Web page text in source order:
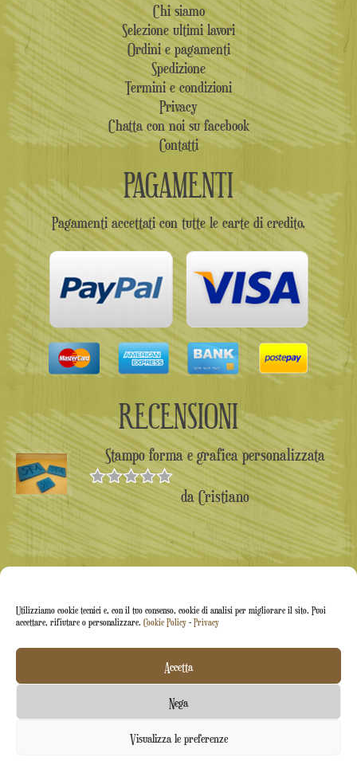
Utilizziamo cookie tecnici e, con il tuo consenso, cookie di analisi per migliorare il sito. Puoi
accettare, rifiutare o personalizzare. Cookie Policy - Privacy
Accetta
Nega
Visualizza le preferenze
Chi siamo
Selezione ultimi lavori
Ordini e pagamenti
Spedizione
Termini e condizioni
Privacy
Chatta con noi su facebook
Contatti
PAGAMENTI
Pagamenti accettati con tutte le carte di credito.
RECENSIONI
Stampo forma e grafica personalizzata
Valutato5
su 5
da Cristiano
Arti&Inventive ® 2005-2026 | P.iva 05070120877 |
Azienda iscritta all'albo artigiani CT-711169 | Rea CT-
426037
Contattaci